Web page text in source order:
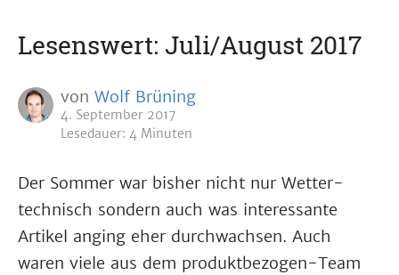
Lesenswert: Juli/August 2017
von Wolf Brüning
4. September 2017
Lesedauer: 4 Minuten
Der Sommer war bisher nicht nur Wetter-
technisch sondern auch was interessante
Artikel anging eher durchwachsen. Auch
waren viele aus dem produktbezogen-Team